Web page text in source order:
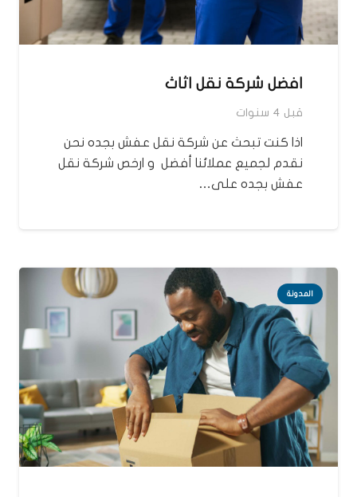
افضل شركة نقل اثاث
قبل 4 سنوات
اذا كنت تبحث عن شركة نقل عفش بجده نحن
نقدم لجميع عملائنا أفضل و ارخص شركة نقل
عفش بجده على…
المدونة